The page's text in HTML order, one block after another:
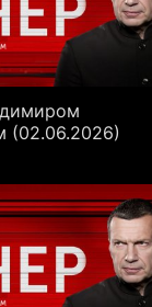
(02.06.2026)